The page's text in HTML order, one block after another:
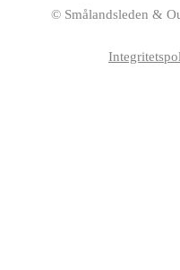
© Smålandsleden &